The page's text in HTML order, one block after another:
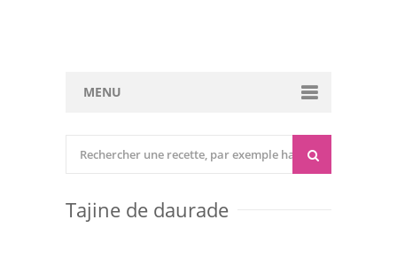
MENU
Entrées Froides
Tajine de daurade